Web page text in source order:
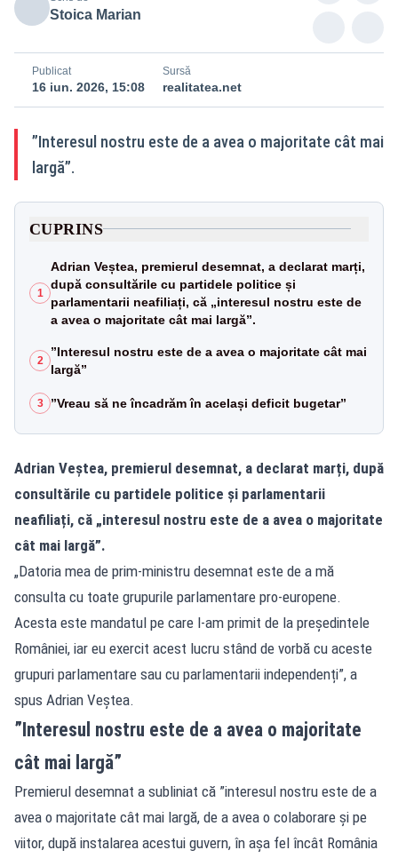
Stoica Marian
Publicat
16 iun. 2026, 15:08
Sursă
realitatea.net
”Interesul nostru este de a avea o majoritate cât mai
largă”.
CUPRINS
1
Adrian Veștea, premierul desemnat, a declarat marți,
după consultările cu partidele politice și
parlamentarii neafiliați, că „interesul nostru este de
a avea o majoritate cât mai largă”.
2
”Interesul nostru este de a avea o majoritate cât mai
largă”
3 ”Vreau să ne încadrăm în același deficit bugetar”
Adrian Veștea, premierul desemnat, a declarat marți, după
consultările cu partidele politice și parlamentarii
neafiliați, că „interesul nostru este de a avea o majoritate
cât mai largă”.
„Datoria mea de prim-ministru desemnat este de a mă
consulta cu toate grupurile parlamentare pro-europene.
Acesta este mandatul pe care l-am primit de la președintele
României, iar eu exercit acest lucru stând de vorbă cu aceste
grupuri parlamentare sau cu parlamentarii independenți”, a
spus Adrian Veștea.
”Interesul nostru este de a avea o majoritate
cât mai largă”
Premierul desemnat a subliniat că ”interesul nostru este de a
avea o majoritate cât mai largă, de a avea o colaborare și pe
viitor, după instalarea acestui guvern, în așa fel încât România